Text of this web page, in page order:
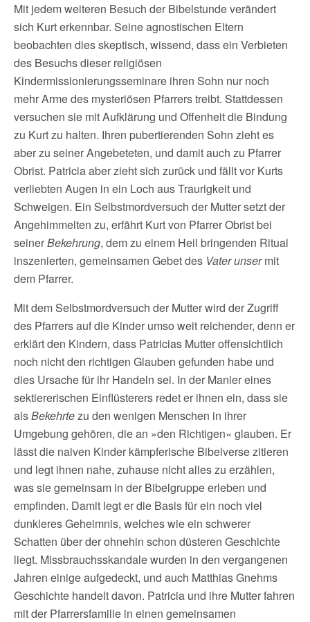
Mit jedem weiteren Besuch der Bibelstunde verändert
sich Kurt erkennbar. Seine agnostischen Eltern
beobachten dies skeptisch, wissend, dass ein Verbieten
des Besuchs dieser religiösen
Kindermissionierungsseminare ihren Sohn nur noch
mehr Arme des mysteriösen Pfarrers treibt. Stattdessen
versuchen sie mit Aufklärung und Offenheit die Bindung
zu Kurt zu halten. Ihren pubertierenden Sohn zieht es
aber zu seiner Angebeteten, und damit auch zu Pfarrer
Obrist. Patricia aber zieht sich zurück und fällt vor Kurts
verliebten Augen in ein Loch aus Traurigkeit und
Schweigen. Ein Selbstmordversuch der Mutter setzt der
Angehimmelten zu, erfährt Kurt von Pfarrer Obrist bei
seinerBekehrung, dem zu einem Heil bringenden Ritual
inszenierten, gemeinsamen Gebet des Vater unsermit
dem Pfarrer.
Mit dem Selbstmordversuch der Mutter wird der Zugriff
des Pfarrers auf die Kinder umso weit reichender, denn er
erklärt den Kindern, dass Patricias Mutter offensichtlich
noch nicht den richtigen Glauben gefunden habe und
dies Ursache für ihr Handeln sei. In der Manier eines
sektiererischen Einflüsterers redet er ihnen ein, dass sie
alsBekehrtezu den wenigen Menschen in ihrer
Umgebung gehören, die an »den Richtigen« glauben. Er
lässt die naiven Kinder kämpferische Bibelverse zitieren
und legt ihnen nahe, zuhause nicht alles zu erzählen,
was sie gemeinsam in der Bibelgruppe erleben und
empfinden. Damit legt er die Basis für ein noch viel
dunkleres Geheimnis, welches wie ein schwerer
Schatten über der ohnehin schon düsteren Geschichte
liegt. Missbrauchsskandale wurden in den vergangenen
Jahren einige aufgedeckt, und auch Matthias Gnehms
Geschichte handelt davon. Patricia und ihre Mutter fahren
mit der Pfarrersfamilie in einen gemeinsamen